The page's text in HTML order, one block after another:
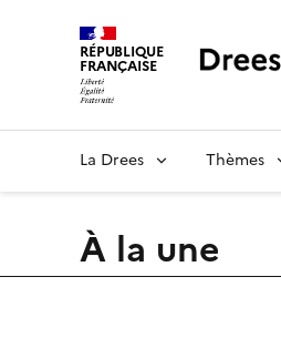
RÉPUBLIQUE
FRANÇAISE
La Drees Thèmes
À la une